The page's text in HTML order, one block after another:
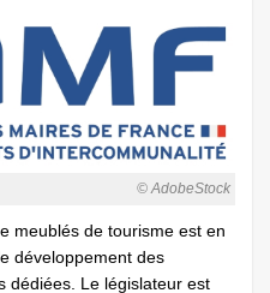
© AdobeStock
meublés de tourisme est en
développement des
dédiées. Le législateur est